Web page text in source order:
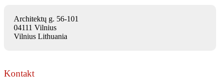
Architektų g. 56-101
04111 Vilnius
Vilnius Lithuania
Kontakt